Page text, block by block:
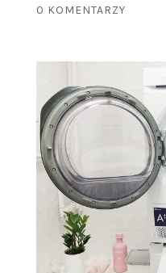
0 KOMENTARZY